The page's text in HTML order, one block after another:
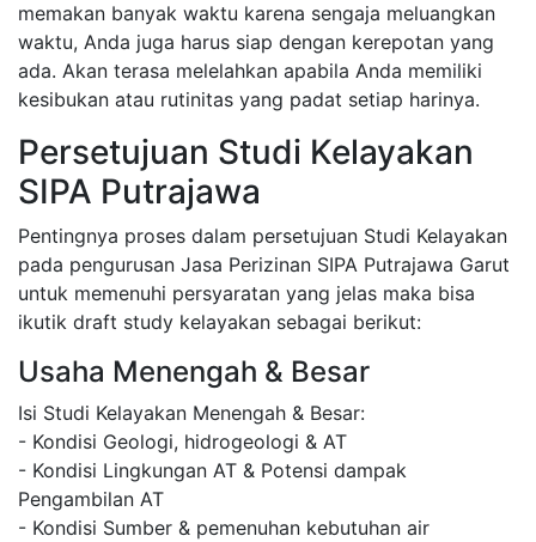
memakan banyak waktu karena sengaja meluangkan
waktu, Anda juga harus siap dengan kerepotan yang
ada. Akan terasa melelahkan apabila Anda memiliki
kesibukan atau rutinitas yang padat setiap harinya.
Persetujuan Studi Kelayakan
SIPA Putrajawa
Pentingnya proses dalam persetujuan Studi Kelayakan
pada pengurusan Jasa Perizinan SIPA Putrajawa Garut
untuk memenuhi persyaratan yang jelas maka bisa
ikutik draft study kelayakan sebagai berikut:
Usaha Menengah & Besar
Isi Studi Kelayakan Menengah & Besar:
- Kondisi Geologi, hidrogeologi & AT
- Kondisi Lingkungan AT & Potensi dampak
Pengambilan AT
- Kondisi Sumber & pemenuhan kebutuhan air